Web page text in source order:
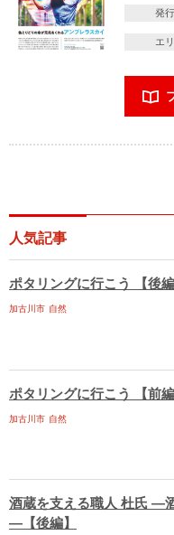
発
エ
人気記事
ポタリングに行こう 【後編
加古川市 自然
ポタリングに行こう 【前編
加古川市 自然
酒蔵を支える職人 杜氏 ―
―【後編】